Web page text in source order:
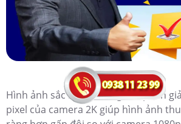
Hình ảnh sắc nét, rõ ràng: Độ phân
pixel của camera 2K giúp hình ảnh